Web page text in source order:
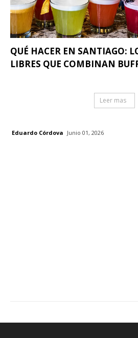
QUÉ HACER EN SANTIAGO:
LIBRES QUE COMBINAN
Leer mas
Eduardo Córdova Junio 01, 2026